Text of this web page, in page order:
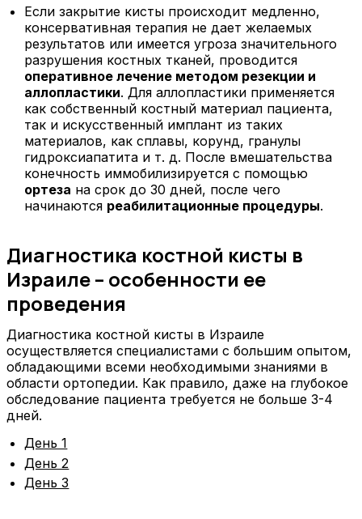
Если закрытие кисты происходит медленно,
консервативная терапия не дает желаемых
результатов или имеется угроза значительного
разрушения костных тканей, проводится
оперативное лечение методом резекции и
аллопластики. Для аллопластики применяется
как собственный костный материал пациента,
так и искусственный имплант из таких
материалов, как сплавы, корунд, гранулы
гидроксиапатита и т. д. После вмешательства
конечность иммобилизируется с помощью
ортеза на срок до 30 дней, после чего
начинаются реабилитационные процедуры.
Диагностика костной кисты в
Израиле – особенности ее
проведения
Диагностика костной кисты в Израиле
осуществляется специалистами с большим опытом,
обладающими всеми необходимыми знаниями в
области ортопедии. Как правило, даже на глубокое
обследование пациента требуется не больше 3-4
дней.
День 1
День 2
День 3